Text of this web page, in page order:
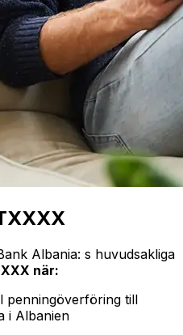
Albania: s huvudsakliga
när:
penningöverföring till
i Albanien